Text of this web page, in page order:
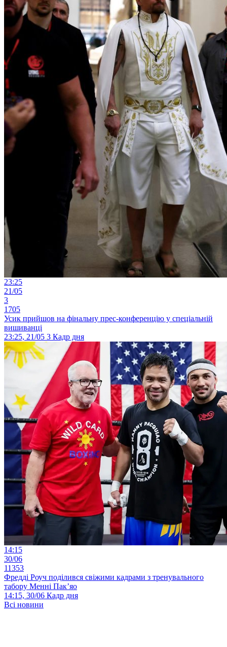
23:25
21/05
3
1705
Усик прийшов на фінальну прес-конференцію у спеціальній
вишиванці
23:25, 21/05 3 Кадр дня
14:15
30/06
11353
Фредді Роуч поділився свіжими кадрами з тренувального
табору Менні Пак’яо
14:15, 30/06 Кадр дня
Всі новини